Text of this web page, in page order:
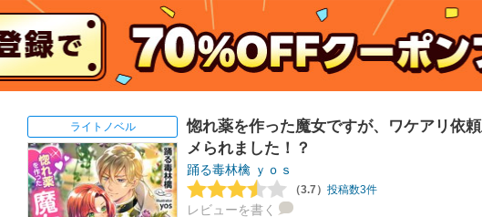
ライトノベル
惚れ薬を作った魔女ですが、ワケアリ依
メられました！？
踊る毒林檎 ｙｏｓ
（3.7） 投稿数3件
レビューを書く